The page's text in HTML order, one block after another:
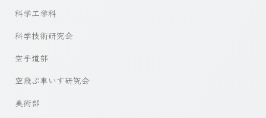
科学工学科
科学技術研究会
空手道部
空飛ぶ車いす研究会
美術部